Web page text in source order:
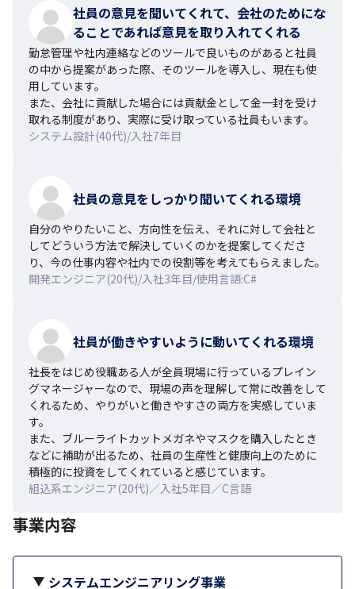
社員の意見を聞いてくれて、会社のためにな
ることであれば意見を取り入れてくれる
勤怠管理や社内連絡などのツールで良いものがあると社員
の中から提案があった際、そのツールを導入し、現在も使
用しています。
また、会社に貢献した場合には貢献金として金一封を受け
取れる制度があり、実際に受け取っている社員もいます。
システム設計(40代)/入社7年目
社員の意見をしっかり聞いてくれる環境
自分のやりたいこと、方向性を伝え、それに対して会社と
してどういう方法で解決していくのかを提案してくださ
り、今の仕事内容や社内での役割等を考えてもらえました。
開発エンジニア(20代)/入社3年目/使用言語:C#
社員が働きやすいように動いてくれる環境
社長をはじめ役職ある人が全員現場に行っているプレイン
グマネージャーなので、現場の声を理解して常に改善をして
くれるため、やりがいと働きやすさの両方を実感していま
す。
また、ブルーライトカットメガネやマスクを購入したとき
などに補助が出るため、社員の生産性と健康向上のために
積極的に投資をしてくれていると感じています。
組込系エンジニア(20代)／入社5年目／C言語
事業内容
システムエンジニアリング事業